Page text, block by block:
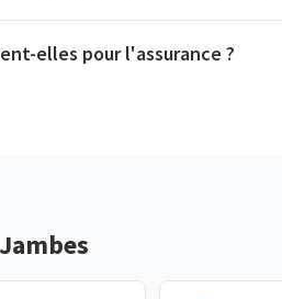
elles pour l'assurance ?